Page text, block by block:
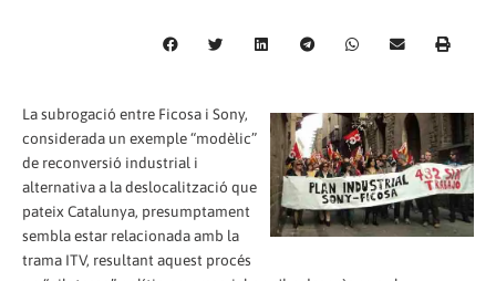
La subrogació entre Ficosa i Sony,
considerada un exemple “modèlic”
de reconversió industrial i
alternativa a la deslocalització que
pateix Catalunya, presumptament
sembla estar relacionada amb la
trama ITV, resultant aquest procés